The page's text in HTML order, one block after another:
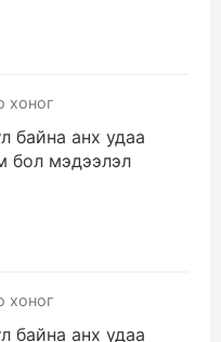
хоног
байна анх удаа
бол мэдээлэл
хоног
байна анх удаа